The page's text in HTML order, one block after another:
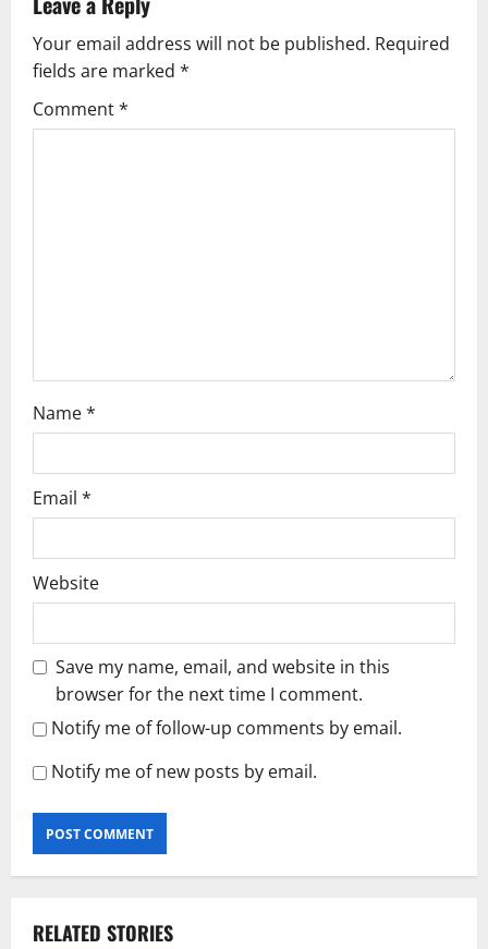
v
i
g
Your email address will not be published. Required
fields are marked *
Comment*
Name*
Email *
Website
Save my name, email, and website in this
browser for the next time I comment.
Notify me of follow-up comments by email.
Notify me of new posts by email.
RELATED STORIES